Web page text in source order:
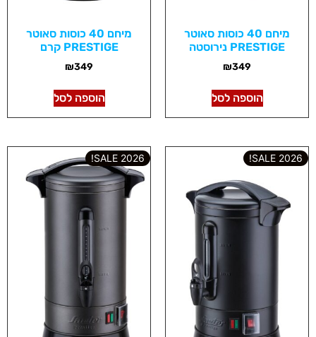
מיחם 40 כוסות סאוטר
PRESTIGE נירוסטה
₪349
הוספה לסל
מיחם 40 כוסות סאוטר
PRESTIGE קרם
₪349
הוספה לסל
2026 SALE!
2026 SALE!